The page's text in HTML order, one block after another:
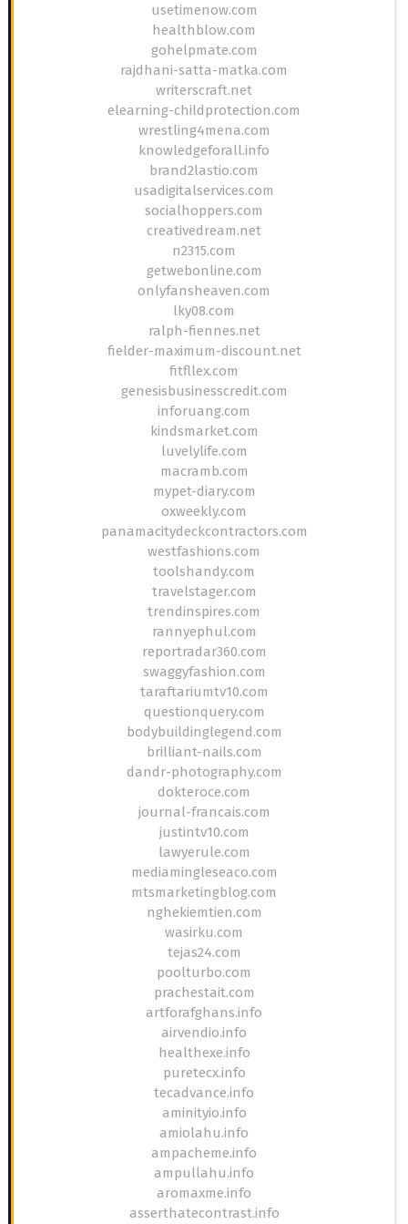
usetimenow.com
healthblow.com
gohelpmate.com
rajdhani-satta-matka.com
writerscraft.net
elearning-childprotection.com
wrestling4mena.com
knowledgeforall.info
brand2lastio.com
usadigitalservices.com
socialhoppers.com
creativedream.net
n2315.com
getwebonline.com
onlyfansheaven.com
lky08.com
ralph-fiennes.net
fielder-maximum-discount.net
fitfllex.com
genesisbusinesscredit.com
inforuang.com
kindsmarket.com
luvelylife.com
macramb.com
mypet-diary.com
oxweekly.com
panamacitydeckcontractors.com
westfashions.com
toolshandy.com
travelstager.com
trendinspires.com
rannyephul.com
reportradar360.com
swaggyfashion.com
taraftariumtv10.com
questionquery.com
bodybuildinglegend.com
brilliant-nails.com
dandr-photography.com
dokteroce.com
journal-francais.com
justintv10.com
lawyerule.com
mediamingleseaco.com
mtsmarketingblog.com
nghekiemtien.com
wasirku.com
tejas24.com
poolturbo.com
prachestait.com
artforafghans.info
airvendio.info
healthexe.info
puretecx.info
tecadvance.info
aminityio.info
amiolahu.info
ampacheme.info
ampullahu.info
aromaxme.info
asserthatecontrast.info